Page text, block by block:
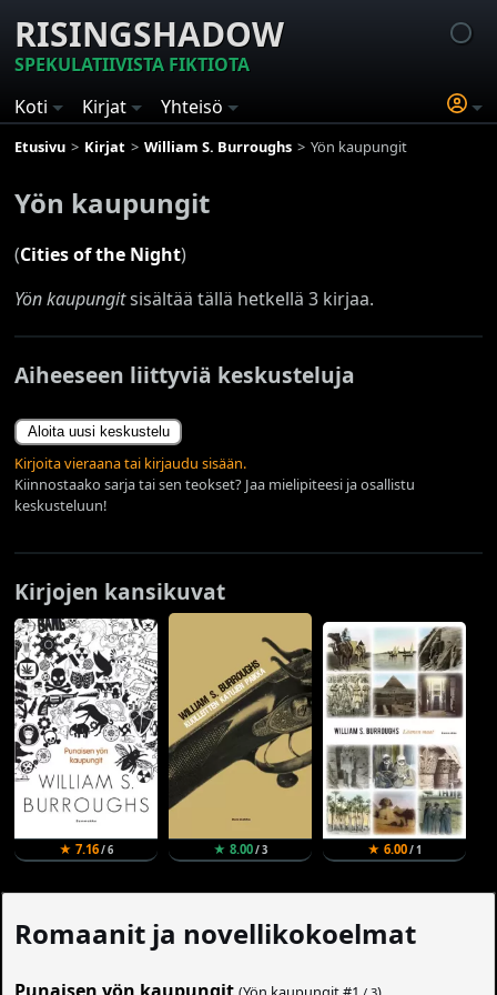
RISINGSHADOW
SPEKULATIIVISTA FIKTIOTA
Koti
Kirjat Yhteisö
Etusivu Kirjat William S. Burroughs Yön kaupungit
Yön kaupungit
(Cities of the Night)
Yön kaupungitsisältää tällä hetkellä 3 kirjaa.
Aiheeseen liittyviä keskusteluja
Aloita uusi keskustelu
Kirjoita vieraana tai kirjaudu sisään.
Kiinnostaako sarja tai sen teokset? Jaa mielipiteesi ja osallistu
keskusteluun!
Kirjojen kansikuvat
★ 7.16/ 6 ★ 8.00/ 3 ★ 6.00/ 1
Romaanit ja novellikokoelmat